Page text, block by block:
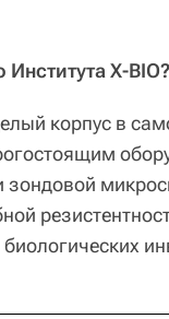
X-BIO?
корпус в
зондовой